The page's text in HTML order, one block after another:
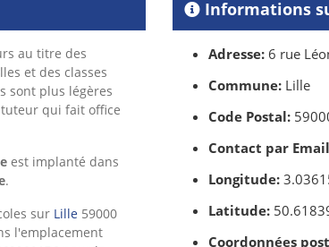
au titre des
et des classes
sont plus légères
qui fait office
est implanté dans
.
sur Lille 59000
l'emplacement
Informations
Adresse: 6 rue
Commune: Lille
Code Postal:
Contact par
Longitude:
Latitude:
Coordonnées